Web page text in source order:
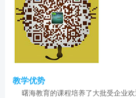
教学优势
曙海教育的课程培养了大批受企业